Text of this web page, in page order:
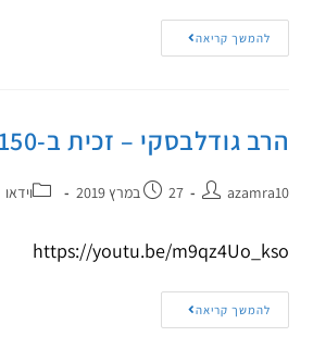
להמשך קריאה
הרב גודלבסקי – זכית ב-150 מליון דולר
azamra10 27 במרץ 2019 וידאו
https://youtu.be/m9qz4Uo_kso
להמשך קריאה